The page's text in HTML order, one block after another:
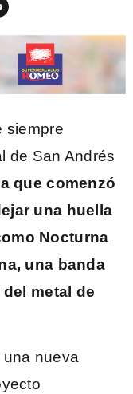
siempre
de San Andrés
que comenzó
una huella
Nocturna
una banda
metal de
una nueva